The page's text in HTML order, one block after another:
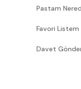
Pastam
Favori Listem
Davet